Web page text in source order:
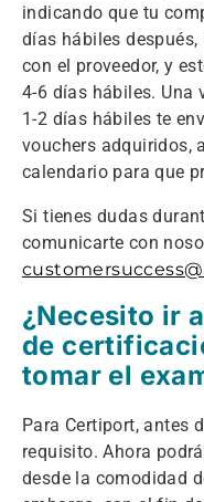
indicando que tu
días hábiles
con el proveedor, y
4-6 días hábiles. Una
1-2 días hábiles te
vouchers adquiridos,
calendario para que
Si tienes dudas
comunicarte con
¿Necesito ir
de
tomar el
Para Certiport, antes
requisito. Ahora
desde la comodidad